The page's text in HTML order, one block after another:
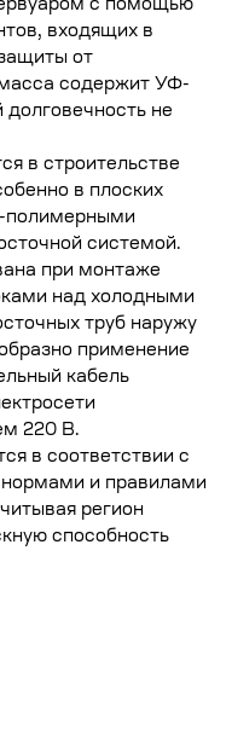
с помощью
входящих в
от
содержит УФ-
не
в строительстве
в плоских
полимерными
системой.
при монтаже
над холодными
труб наружу
применение
кабель
220 В.
в соответствии с
и правилами
регион
способность